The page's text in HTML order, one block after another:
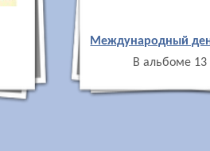
Международный
В альбоме 13